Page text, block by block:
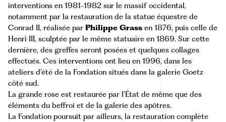
interventions en 1981-1982 sur le massif occidental,
notamment par la restauration de la statue équestre de
Conrad II, réalisée par Philippe Grass en 1876, puis celle de
Henri III, sculptée par le même statuaire en 1869. Sur cette
dernière, des greffes seront posées et quelques collages
effectués. Ces interventions ont lieu en 1996, dans les
ateliers d’été de la Fondation situés dans la galerie Goetz
côté sud.
La grande rose est restaurée par l’État de même que des
éléments du beffroi et de la galerie des apôtres.
La Fondation poursuit par ailleurs, la restauration complète